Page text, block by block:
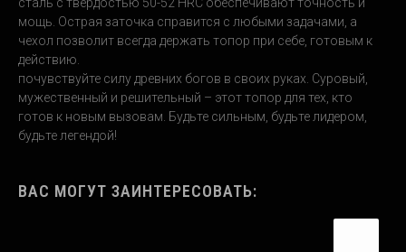
сталь с твердостью 50-52 HRC обеспечивают точность и
мощь. Острая заточка справится с любыми задачами, а
чехол позволит всегда держать топор при себе, готовым к
действию.
почувствуйте силу древних богов в своих руках. Суровый,
мужественный и решительный – этот топор для тех, кто
готов к новым вызовам. Будьте сильным, будьте лидером,
будьте легендой!
ВАС МОГУТ ЗАИНТЕРЕСОВАТЬ: